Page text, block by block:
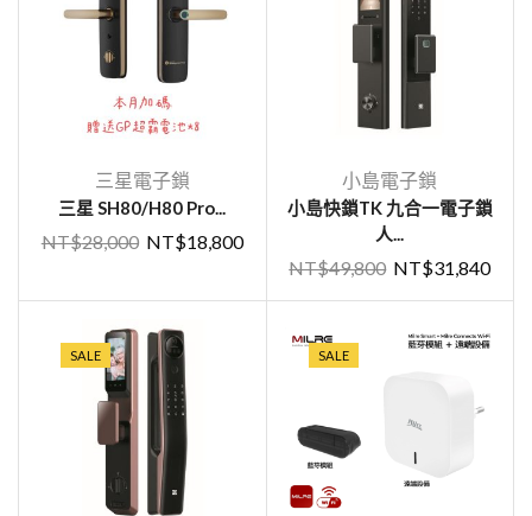
三星電子鎖
三星 SH80/H80 Pro...
NT$28,000 NT$18,800
小島電子鎖
小島快鎖TK 九合一電子鎖
人...
NT$49,800 NT$31,840
SALE SALE